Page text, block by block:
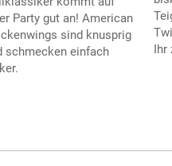
Party gut an! American
sind knusprig
schmecken einfach
Ihr